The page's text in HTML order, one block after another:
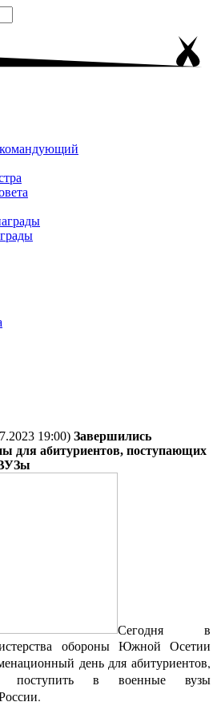
19:00) Завершились
для абитуриентов, поступающих
Сегодня в
обороны Южной Осетии
день для абитуриентов,
поступить в военные вузы